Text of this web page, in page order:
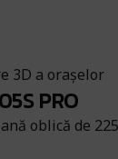
3D a orașelor
PRO
oblică de